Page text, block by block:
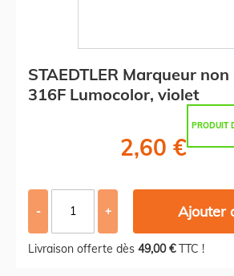
STAEDTLER Marqueur
316F Lumocolor, violet
PRODUIT
2,60 €
- + Ajouter
Livraison offerte dès 49,00 €TTC !